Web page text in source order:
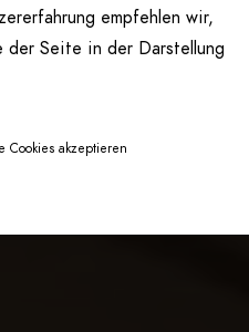
empfehlen wir,
der Seite in der Darstellung
Cookies akzeptieren